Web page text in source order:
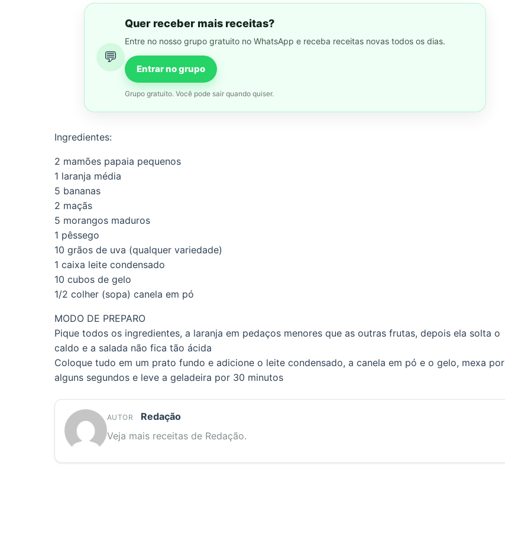
💬
Quer receber mais receitas?
Entre no nosso grupo gratuito no WhatsApp e receba receitas novas todos os dias.
Entrar no grupo
Grupo gratuito. Você pode sair quando quiser.
Ingredientes:
2 mamões papaia pequenos
1 laranja média
5 bananas
2 maçãs
5 morangos maduros
1 pêssego
10 grãos de uva (qualquer variedade)
1 caixa leite condensado
10 cubos de gelo
1/2 colher (sopa) canela em pó
MODO DE PREPARO
Pique todos os ingredientes, a laranja em pedaços menores que as outras frutas, depois ela solta o
caldo e a salada não fica tão ácida
Coloque tudo em um prato fundo e adicione o leite condensado, a canela em pó e o gelo, mexa por
alguns segundos e leve a geladeira por 30 minutos
AUTOR
Redação
Veja mais receitas de Redação.